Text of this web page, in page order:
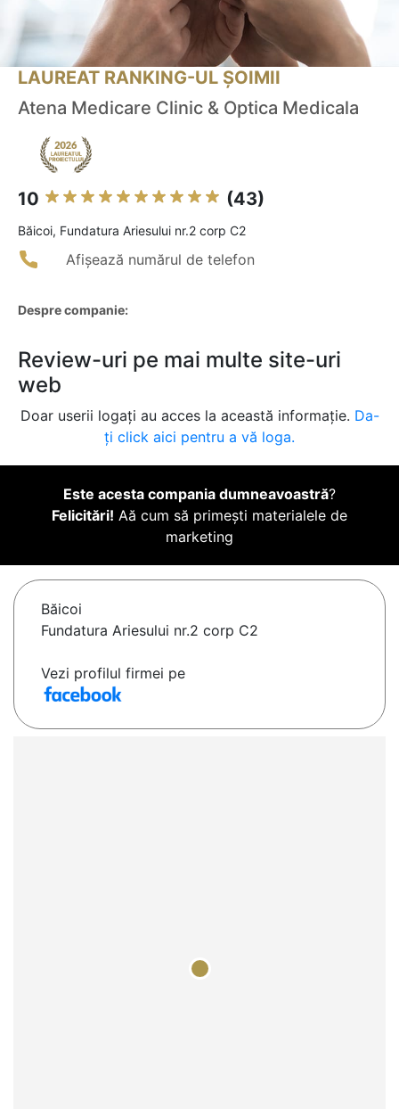
LAUREAT RANKING-UL ȘOIMII
Atena Medicare Clinic & Optica Medicala
10 (43)
Băicoi, Fundatura Ariesului nr.2 corp C2
Afișează numărul de telefon
Despre companie:
Review-uri pe mai multe site-uri
web
Doar userii logați au acces la această informație. Da-
ți click aici pentru a vă loga.
Este acesta compania dumneavoastră?
Felicitări! Aă cum să primești materialele de
marketing
Băicoi
Fundatura Ariesului nr.2 corp C2
Vezi profilul firmei pe